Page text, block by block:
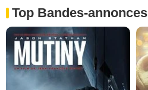
Top Bandes-annonces